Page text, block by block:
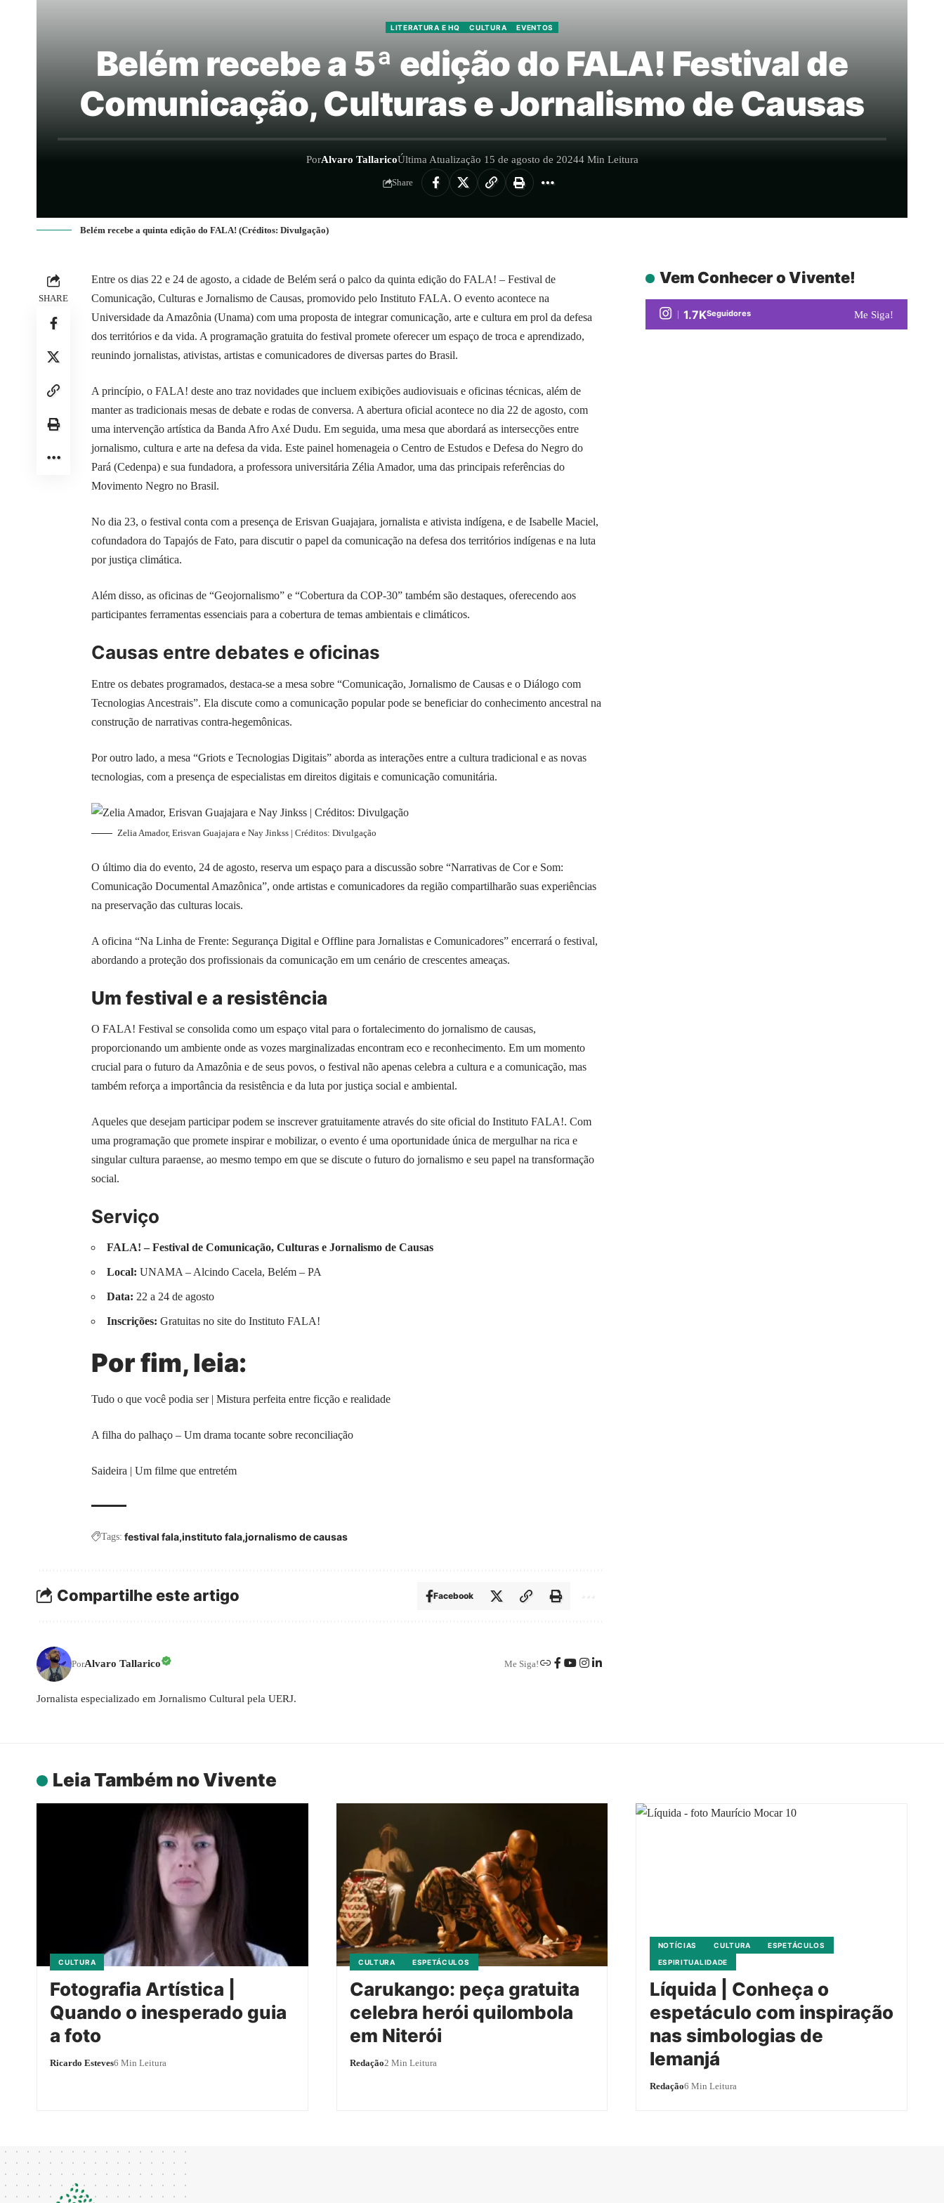
LITERATURA E HQ CULTURA EVENTOS
Belém recebe a 5ª edição do FALA! Festival de
Comunicação, Culturas e Jornalismo de Causas
PorAlvaro TallaricoÚltima Atualização 15 de agosto de 20244 Min Leitura
Share
Belém recebe a quinta edição do FALA! (Créditos: Divulgação)
SHARE
Entre os dias 22 e 24 de agosto, a cidade de Belém será o palco da quinta edição do FALA! – Festival de
Comunicação, Culturas e Jornalismo de Causas, promovido pelo Instituto FALA. O evento acontece na
Universidade da Amazônia (Unama) com uma proposta de integrar comunicação, arte e cultura em prol da defesa
dos territórios e da vida. A programação gratuita do festival promete oferecer um espaço de troca e aprendizado,
reunindo jornalistas, ativistas, artistas e comunicadores de diversas partes do Brasil.
A princípio, o FALA! deste ano traz novidades que incluem exibições audiovisuais e oficinas técnicas, além de
manter as tradicionais mesas de debate e rodas de conversa. A abertura oficial acontece no dia 22 de agosto, com
uma intervenção artística da Banda Afro Axé Dudu. Em seguida, uma mesa que abordará as intersecções entre
jornalismo, cultura e arte na defesa da vida. Este painel homenageia o Centro de Estudos e Defesa do Negro do
Pará (Cedenpa) e sua fundadora, a professora universitária Zélia Amador, uma das principais referências do
Movimento Negro no Brasil.
No dia 23, o festival conta com a presença de Erisvan Guajajara, jornalista e ativista indígena, e de Isabelle Maciel,
cofundadora do Tapajós de Fato, para discutir o papel da comunicação na defesa dos territórios indígenas e na luta
por justiça climática.
Além disso, as oficinas de “Geojornalismo” e “Cobertura da COP-30” também são destaques, oferecendo aos
participantes ferramentas essenciais para a cobertura de temas ambientais e climáticos.
Causas entre debates e oficinas
Entre os debates programados, destaca-se a mesa sobre “Comunicação, Jornalismo de Causas e o Diálogo com
Tecnologias Ancestrais”. Ela discute como a comunicação popular pode se beneficiar do conhecimento ancestral na
construção de narrativas contra-hegemônicas.
Por outro lado, a mesa “Griots e Tecnologias Digitais” aborda as interações entre a cultura tradicional e as novas
tecnologias, com a presença de especialistas em direitos digitais e comunicação comunitária.
Zelia Amador, Erisvan Guajajara e Nay Jinkss | Créditos: Divulgação
O último dia do evento, 24 de agosto, reserva um espaço para a discussão sobre “Narrativas de Cor e Som:
Comunicação Documental Amazônica”, onde artistas e comunicadores da região compartilharão suas experiências
na preservação das culturas locais.
A oficina “Na Linha de Frente: Segurança Digital e Offline para Jornalistas e Comunicadores” encerrará o festival,
abordando a proteção dos profissionais da comunicação em um cenário de crescentes ameaças.
Um festival e a resistência
O FALA! Festival se consolida como um espaço vital para o fortalecimento do jornalismo de causas,
proporcionando um ambiente onde as vozes marginalizadas encontram eco e reconhecimento. Em um momento
crucial para o futuro da Amazônia e de seus povos, o festival não apenas celebra a cultura e a comunicação, mas
também reforça a importância da resistência e da luta por justiça social e ambiental.
Aqueles que desejam participar podem se inscrever gratuitamente através do site oficial do Instituto FALA!. Com
uma programação que promete inspirar e mobilizar, o evento é uma oportunidade única de mergulhar na rica e
singular cultura paraense, ao mesmo tempo em que se discute o futuro do jornalismo e seu papel na transformação
social.
Serviço
FALA! – Festival de Comunicação, Culturas e Jornalismo de Causas
Local: UNAMA – Alcindo Cacela, Belém – PA
Data: 22 a 24 de agosto
Inscrições: Gratuitas no site do Instituto FALA!
Por fim, leia:
Tudo o que você podia ser | Mistura perfeita entre ficção e realidade
A filha do palhaço – Um drama tocante sobre reconciliação
Saideira | Um filme que entretém
Tags: festival fala instituto fala jornalismo de causas
Compartilhe este artigo Facebook
PorAlvaro Tallarico Me Siga!
Jornalista especializado em Jornalismo Cultural pela UERJ.
Vem Conhecer o Vivente!
1.7KSeguidores Me Siga!
Leia Também no Vivente
CULTURA
Fotografia Artística |
Quando o inesperado guia
a foto
Ricardo Esteves6 Min Leitura
CULTURA ESPETÁCULOS
Carukango: peça gratuita
celebra herói quilombola
em Niterói
Redação2 Min Leitura
NOTÍCIAS CULTURA
ESPETÁCULOS
ESPIRITUALIDADE
Líquida | Conheça o
espetáculo com inspiração
nas simbologias de
Iemanjá
Redação6 Min Leitura